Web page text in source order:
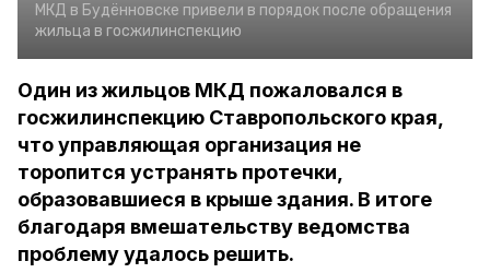
МКД в Будённовске привели в порядок после обращения
жильца в госжилинспекцию
Один из жильцов МКД пожаловался в
госжилинспекцию Ставропольского края,
что управляющая организация не
торопится устранять протечки,
образовавшиеся в крыше здания. В итоге
благодаря вмешательству ведомства
проблему удалось решить.